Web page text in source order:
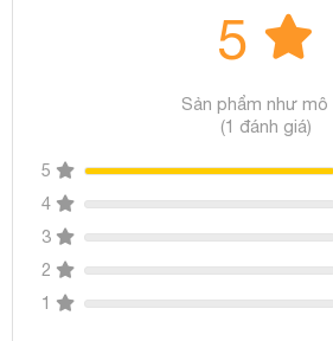
5
Sản phẩm như mô
(1 đánh giá)
5
4
3
2
1